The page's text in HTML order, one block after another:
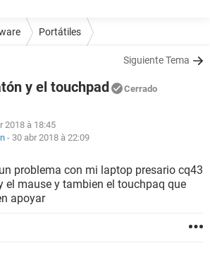
Portátiles
Siguiente Tema
y el touchpad Cerrado
2018 à 18:45
- 30 abr 2018 à 22:09
problema con mi laptop presario cq43
el mause y tambien el touchpaq que
apoyar